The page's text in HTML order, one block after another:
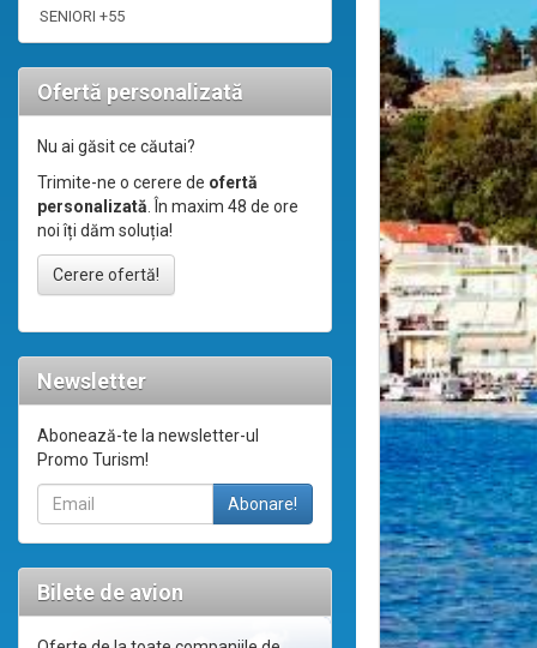
SENIORI +55
Ofertă personalizată
Nu ai găsit ce căutai?
Trimite-ne o cerere de ofertă
personalizată. În maxim 48 de ore
noi îți dăm soluția!
Cerere ofertă!
Newsletter
Abonează-te la newsletter-ul
Promo Turism!
Bilete de avion